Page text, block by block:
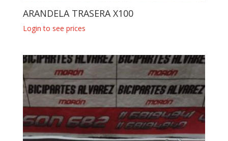
ARANDELA TRASERA X100
Login to see prices